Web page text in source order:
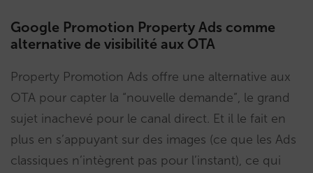
Google Promotion Property Ads comme
alternative de visibilité aux OTA
Property Promotion Ads offre une alternative aux
OTA pour capter la “nouvelle demande”, le grand
sujet inachevé pour le canal direct. Et il le fait en
plus en s’appuyant sur des images (ce que les Ads
classiques n’intègrent pas pour l’instant), ce qui